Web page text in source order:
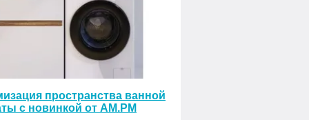
пространства ванной
с новинкой от AM.PM